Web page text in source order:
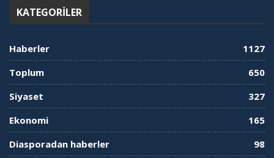
KATEGORILER
Haberler
1127
Toplum
650
Siyaset
327
Ekonomi
165
Diasporadan haberler
98